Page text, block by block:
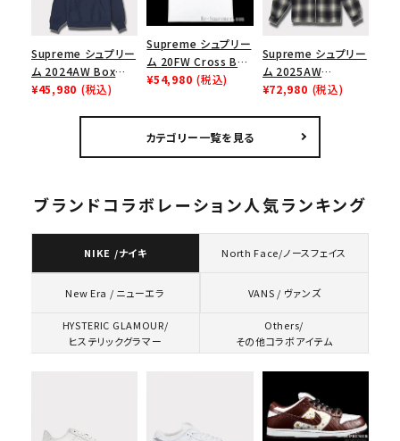
ーカー アッシュグレ
ー
Supreme シュプリー
ム 2024AW Box
Logo Hooded
¥45,980 (税込)
Supreme シュプリー
ム 20FW Cross Box
Logo Tee クロスボ
ワイト
¥54,980 (税込)
Supreme シュプリー
ム 2025AW
Studded Shadow
イド ジップアップシャ
ツ ブラック
¥72,980 (税込)
カテゴリー一覧を見る
ブランドコラボレーション人気ランキング
NIKE /ナイキ North Face/ノースフェイス
New Era / ニューエラ VANS / ヴァンズ
HYSTERIC GLAMOUR/
ヒステリックグラマー
Others/
その他コラボアイテム